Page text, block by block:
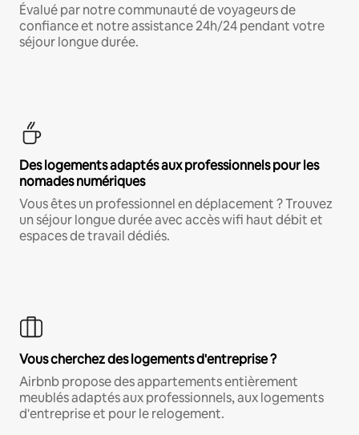
Évalué par notre communauté de voyageurs de
confiance et notre assistance 24h/24 pendant votre
séjour longue durée.
Des logements adaptés aux professionnels pour les
nomades numériques
Vous êtes un professionnel en déplacement ? Trouvez
un séjour longue durée avec accès wifi haut débit et
espaces de travail dédiés.
Vous cherchez des logements d'entreprise ?
Airbnb propose des appartements entièrement
meublés adaptés aux professionnels, aux logements
d'entreprise et pour le relogement.